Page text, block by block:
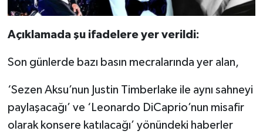
Açıklamada şu ifadelere yer verildi:
Son günlerde bazı basın mecralarında yer alan,
‘Sezen Aksu’nun Justin Timberlake ile aynı sahneyi
paylaşacağı’ ve ‘Leonardo DiCaprio’nun misafir
olarak konsere katılacağı’ yönündeki haberler